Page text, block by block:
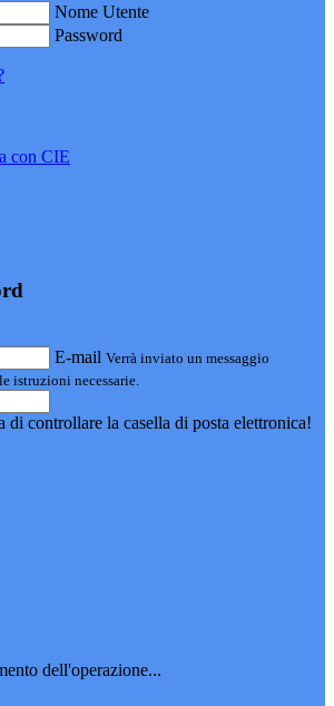
Nome Utente
Password
con CIE
E-mail Verrà inviato un messaggio
istruzioni necessarie.
di controllare la casella di posta elettronica!
dell'operazione...